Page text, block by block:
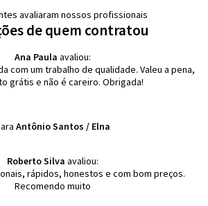
avaliaram nossos profissionais
de quem contratou
Ana Paula avaliou:
com um trabalho de qualidade. Valeu a pena,
grátis e não é careiro. Obrigada!
Antônio Santos / Elna
Roberto Silva avaliou:
rápidos, honestos e com bom preços.
Recomendo muito